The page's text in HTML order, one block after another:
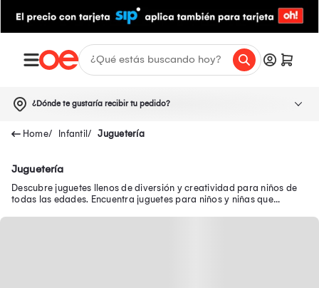
¿Dónde te gustaría recibir tu pedido?
Infantil Juguetería
Juguetería
Descubre juguetes llenos de diversión y creatividad para niños de
todas las edades. Encuentra juguetes para niños y niñas que